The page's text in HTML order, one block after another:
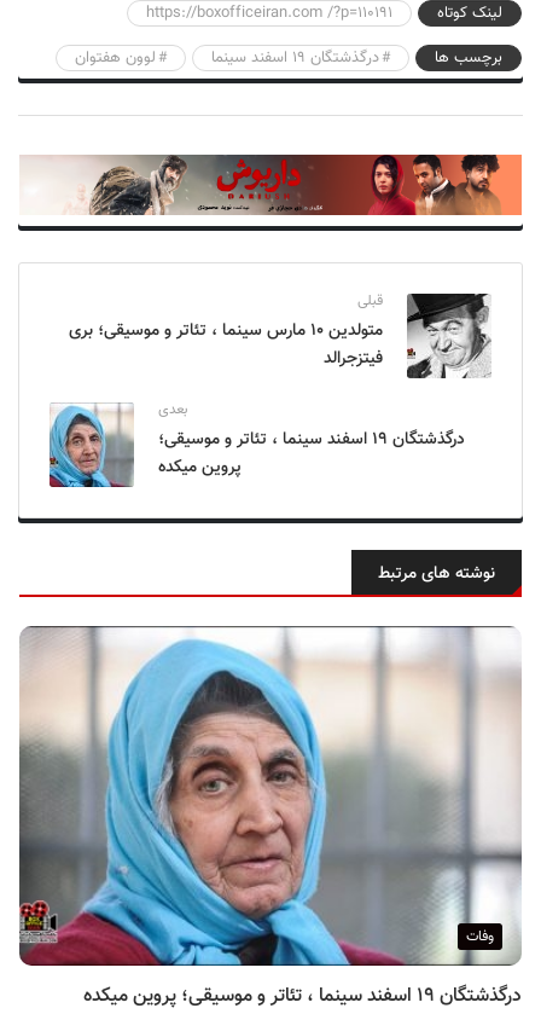
لینک کوتاه
https://boxofficeiran.com /?p=110191
برچسب ها
درگذشتگان 19 اسفند سینما لوون هفتوان
قبلی
متولدین ۱۰ مارس سینما ، تئاتر و موسیقی؛ بری
فیتزجرالد
بعدی
درگذشتگان ۱۹ اسفند سینما ، تئاتر و موسیقی؛
پروین میکده
نوشته های مرتبط
وفات
درگذشتگان ۱۹ اسفند سینما ، تئاتر و موسیقی؛ پروین میکده